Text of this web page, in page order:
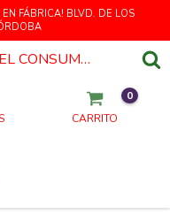
FÁBRICA! BLVD. DE LOS
LIMONADAS LISTAS PARA EL CONSUMO NRO 3: JUGO DE LIMON CON FRUTOS ROJOS Y ALBAHACA- 500ML - PACK X 6 UNIDADES
CARRITO
0